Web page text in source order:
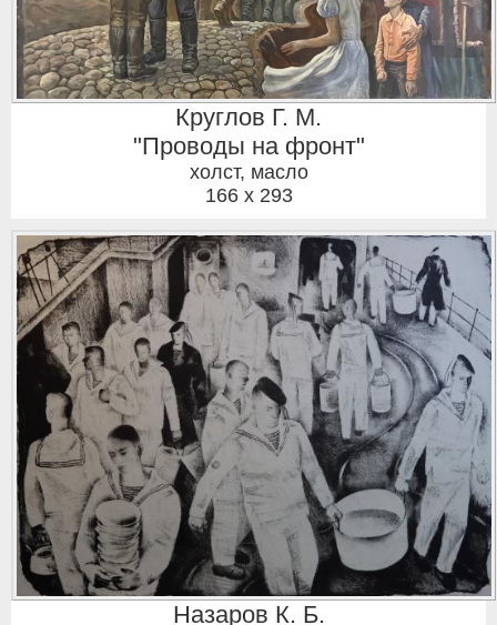
Круглов Г. М.
"Проводы на фронт"
холст, масло
166 x 293
Назаров К. Б.